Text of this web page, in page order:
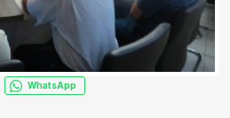
WhatsApp